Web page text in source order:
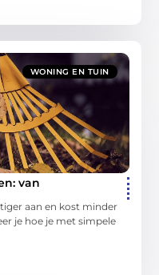
WONING EN TUIN
van
aan en kost minder
je hoe je met simpele